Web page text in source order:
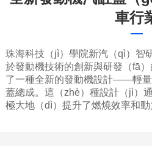
車行
珠海科技（jì）學院新汽（qì）智
於發動機技術的創新與研發（fā
了一種全新的發動機設計——輕
蓋總成。這（zhè）種設計（jì）
極大地（dì）提升了燃燒效率和動